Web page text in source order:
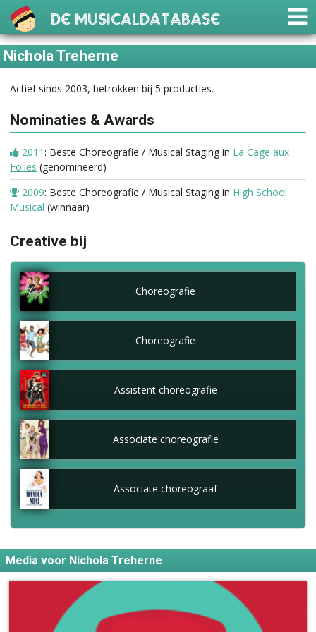
De Musicaldatabase
Nichola Treherne
Actief sinds 2003, betrokken bij 5 producties.
Nominaties & Awards
2011 : Beste Choreografie / Musical Staging in La Cage aux
Folles (genomineerd)
2009: Beste Choreografie / Musical Staging in High School
Musical (winnaar)
Creative bij
Choreografie
Choreografie
Assistent choreografie
Associate choreografie
Associate choreograaf
Media voor Nichola Treherne